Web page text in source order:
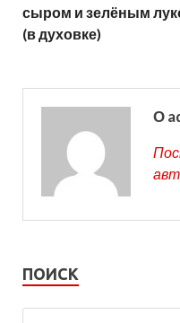
сыром и зелёным
(в духовке)
О
ПОИСК